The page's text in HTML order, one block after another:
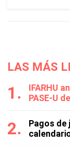
LAS MÁS
IFARHU
PASE-U
Pagos de